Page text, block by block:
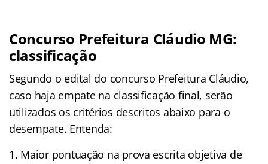
Concurso Prefeitura Cláudio MG:
classificação
Segundo o edital do concurso Prefeitura Cláudio,
caso haja empate na classificação final, serão
utilizados os critérios descritos abaixo para o
desempate. Entenda:
Maior pontuação na prova escrita objetiva de